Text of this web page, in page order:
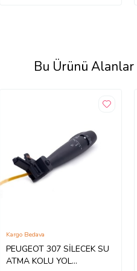
Bu Ürünü Alanlar
PEUGEOT 307 SİLECEK SU
ATMA KOLU YOL
Kargo Bedava